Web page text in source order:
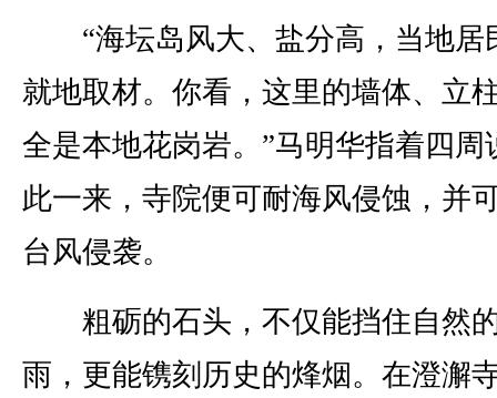
“海坛岛风大、盐分高，当地居
就地取材。你看，这里的墙体、立
全是本地花岗岩。”马明华指着四周
此一来，寺院便可耐海风侵蚀，并
台风侵袭。
粗砺的石头，不仅能挡住自然
雨，更能镌刻历史的烽烟。在澄澥